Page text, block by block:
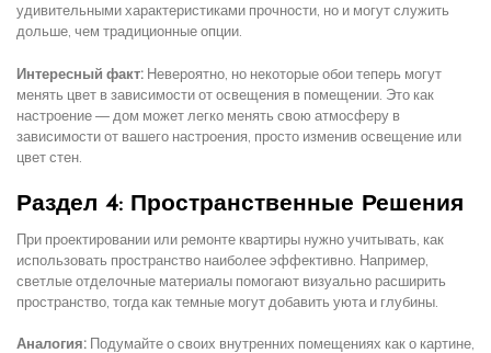
удивительными характеристиками прочности, но и могут служить
дольше, чем традиционные опции.
Интересный факт: Невероятно, но некоторые обои теперь могут
менять цвет в зависимости от освещения в помещении. Это как
настроение — дом может легко менять свою атмосферу в
зависимости от вашего настроения, просто изменив освещение или
цвет стен.
Раздел 4: Пространственные Решения
При проектировании или ремонте квартиры нужно учитывать, как
использовать пространство наиболее эффективно. Например,
светлые отделочные материалы помогают визуально расширить
пространство, тогда как темные могут добавить уюта и глубины.
Аналогия: Подумайте о своих внутренних помещениях как о картине,